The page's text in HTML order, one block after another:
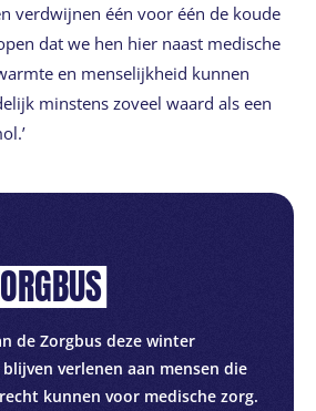
verdwijnen één voor één de koude
dat we hen hier naast medische
en menselijkheid kunnen
minstens zoveel waard als een
de Zorgbus deze winter
verlenen aan mensen die
kunnen voor medische zorg.